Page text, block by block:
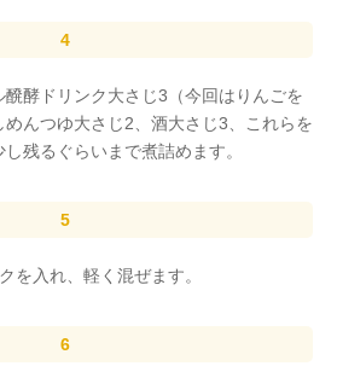
酵ドリンク大さじ3（今回はりんごを
んつゆ大さじ2、酒大さじ3、これらを
残るぐらいまで煮詰めます。
を入れ、軽く混ぜます。